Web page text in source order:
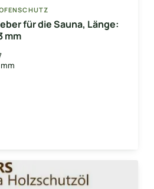
für die Sauna, Länge:
mm